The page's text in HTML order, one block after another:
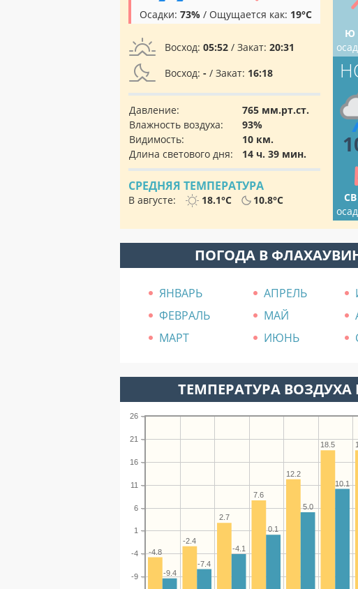
Осадки: 73% / Ощущается как: 19°C
Восход: 05:52 / Закат: 20:31
Восход: - / Закат: 16:18
Давление:
765 мм.рт.ст.
Влажность воздуха:
93%
Видимость:
10 км.
Длина светового дня:
14 ч. 39 мин.
СРЕДНЯЯ ТЕМПЕРАТУРА
В августе: 18.1°C 10.8°C
Ю
ПОГОДА В
ЯНВАРЬ АПРЕЛЬ
ФЕВРАЛЬ
МАЙ
МАРТ
ИЮНЬ
ТЕМПЕРАТУРА ВОЗДУХА
-9
-4
1
6
11
16
21
26
18.5
12.2
7.6
2.7
-2.4
-4.8
10.1
5.0
0.1
-4.1
-7.4
-9.4